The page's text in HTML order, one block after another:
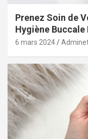
Prenez Soin de
Hygiène
6 mars 2024